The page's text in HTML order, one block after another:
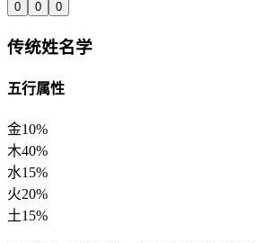
0 0 0
传统姓名学
五行属性
金10%
木40%
水15%
火20%
土15%